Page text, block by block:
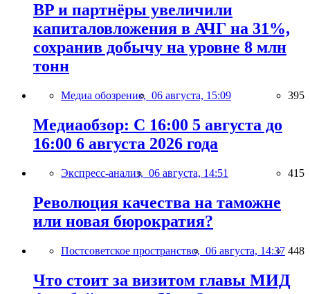
BP и партнёры увеличили
капиталовложения в АЧГ на 31%,
сохранив добычу на уровне 8 млн
тонн
Медиа обозрение, 06 августа, 15:09 395
Медиаобзор: С 16:00 5 августа до
16:00 6 августа 2026 года
Экспресс-анализ, 06 августа, 14:51 415
Революция качества на таможне
или новая бюрократия?
Постсоветское пространство, 06 августа, 14:37 448
Что стоит за визитом главы МИД